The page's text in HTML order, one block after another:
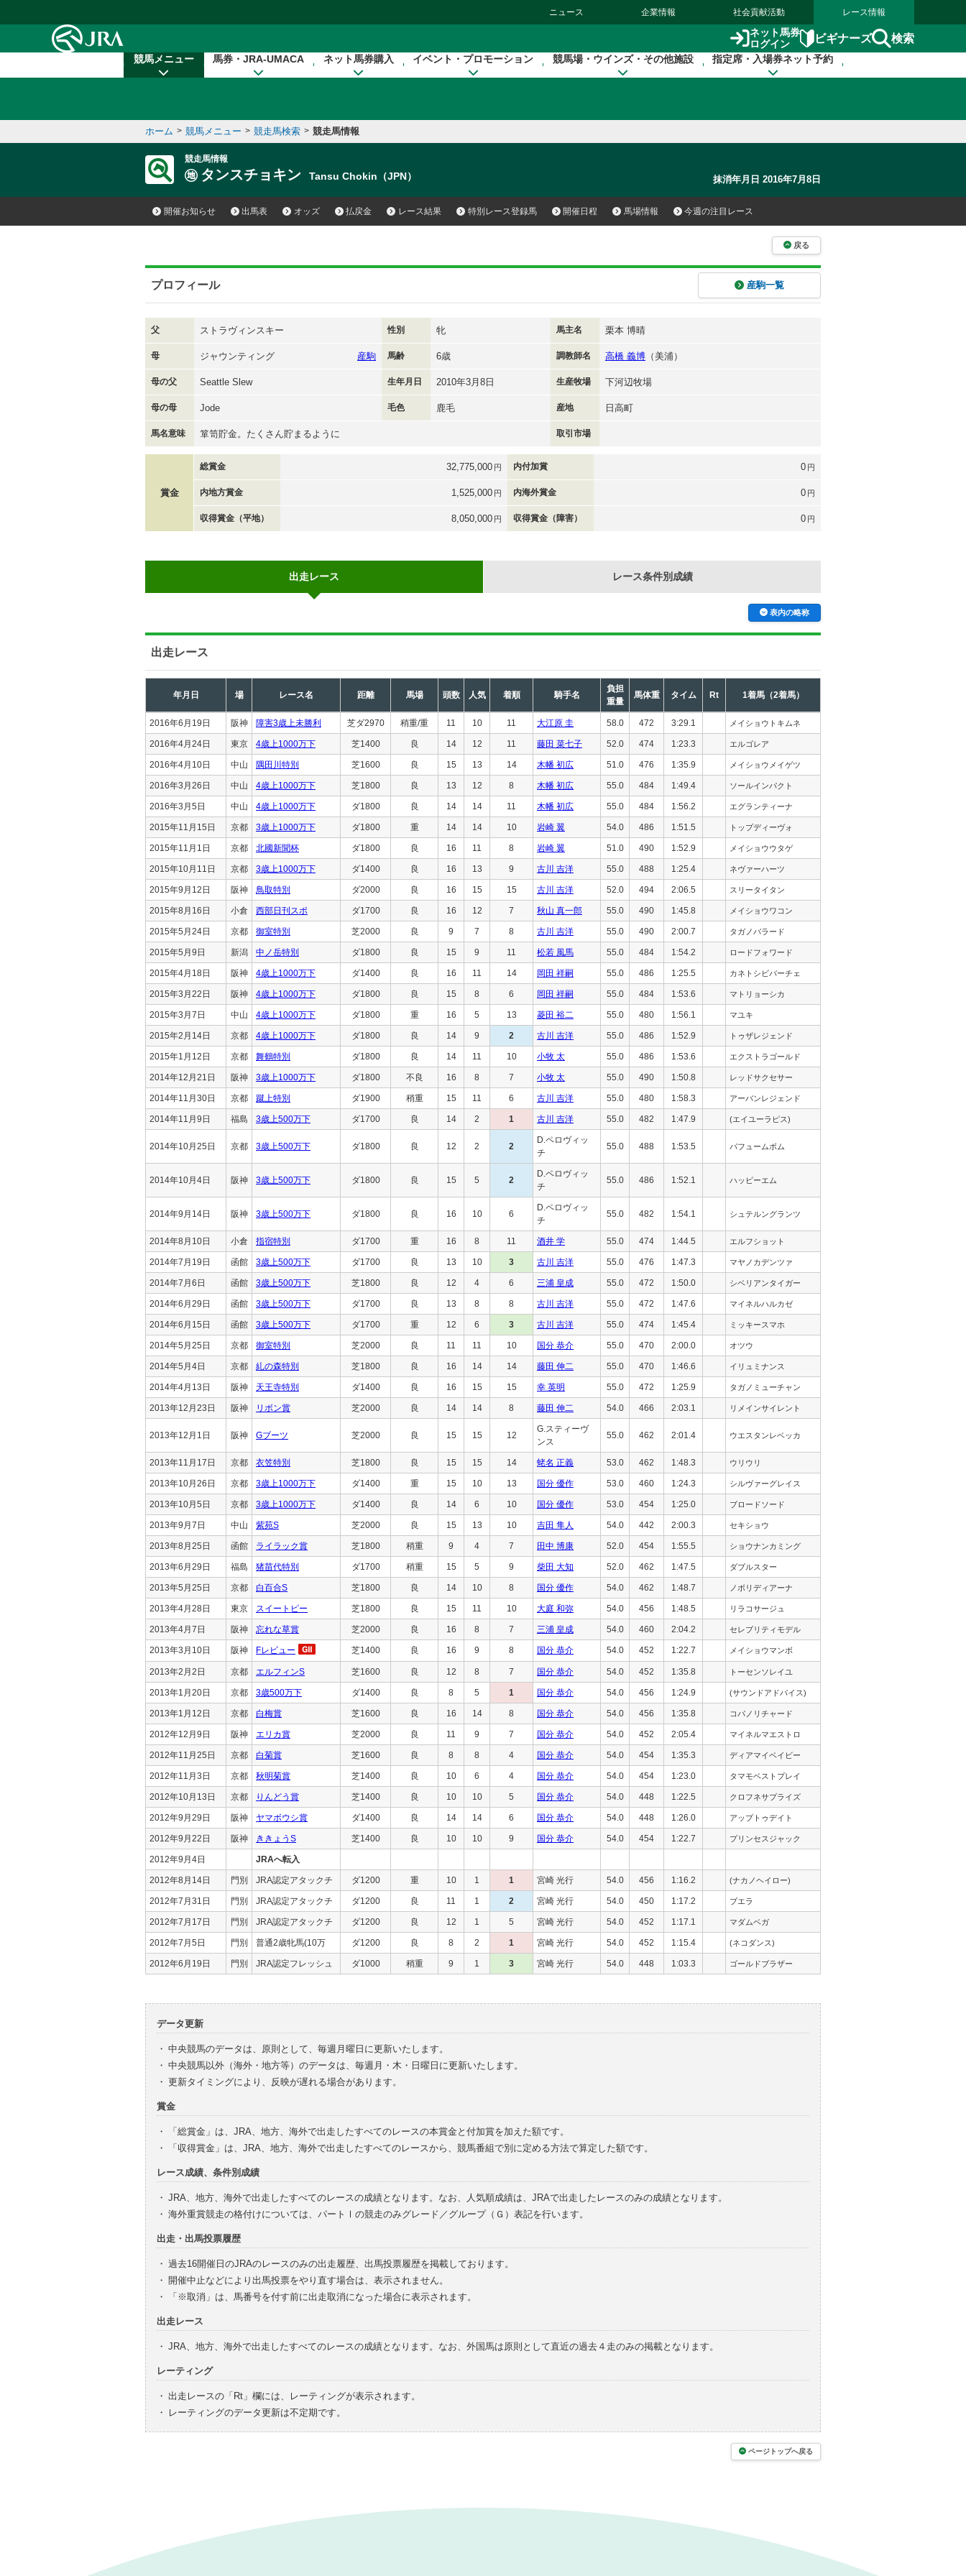
ニュース 企業情報 社会貢献活動 レース情報
ネット馬券
ログイン
ビギナーズ 検索
競馬メニュー 馬券・JRA-UMACA ネット馬券購入 イベント・プロモーション 競馬場・ウインズ・その他施設 指定席・入場券ネット予約
ホーム > 競馬メニュー > 競走馬検索 > 競走馬情報
競走馬情報
タンスチョキン Tansu Chokin（JPN） 抹消年月日 2016年7月8日
開催お知らせ 出馬表 オッズ 払戻金 レース結果 特別レース登録馬 開催日程 馬場情報 今週の注目レース
戻る
プロフィール 産駒一覧
父 ストラヴィンスキー 性別 牝 馬主名 栗本 博晴
母 ジャウンティング 産駒 馬齢 6歳 調教師名 高橋 義博 （美浦）
母の父 Seattle Slew 生年月日 2010年3月8日 生産牧場 下河辺牧場
母の母 Jode 毛色 鹿毛 産地 日高町
馬名意味 箪笥貯金。たくさん貯まるように 取引市場
賞金
総賞金 32,775,000 円 内付加賞 0 円
内地方賞金 1,525,000 円 内海外賞金 0 円
収得賞金（平地） 8,050,000 円 収得賞金（障害） 0 円
出走レース レース条件別成績
表内の略称
出走レース
年月日 場 レース名 距離 馬場 頭数 人気 着順 騎手名
負担
重量
馬体重 タイム Rt 1着馬（2着馬）
2016年6月19日 阪神 障害3歳上未勝利 芝ダ2970 稍重/重 11 10 11 大江原 圭 58.0 472 3:29.1 メイショウトキムネ
2016年4月24日 東京 4歳上1000万下 芝1400 良 14 12 11 藤田 菜七子 52.0 474 1:23.3 エルゴレア
2016年4月10日 中山 隅田川特別 芝1600 良 15 13 14 木幡 初広 51.0 476 1:35.9 メイショウメイゲツ
2016年3月26日 中山 4歳上1000万下 芝1800 良 13 12 8 木幡 初広 55.0 484 1:49.4 ソールインパクト
2016年3月5日 中山 4歳上1000万下 ダ1800 良 14 14 11 木幡 初広 55.0 484 1:56.2 エグランティーナ
2015年11月15日 京都 3歳上1000万下 ダ1800 重 14 14 10 岩崎 翼 54.0 486 1:51.5 トップディーヴォ
2015年11月1日 京都 北國新聞杯 ダ1800 良 16 11 8 岩崎 翼 51.0 490 1:52.9 メイショウウタゲ
2015年10月11日 京都 3歳上1000万下 ダ1400 良 16 13 9 古川 吉洋 55.0 488 1:25.4 ネヴァーハーツ
2015年9月12日 阪神 鳥取特別 ダ2000 良 16 15 15 古川 吉洋 52.0 494 2:06.5 スリータイタン
2015年8月16日 小倉 西部日刊スポ ダ1700 良 16 12 7 秋山 真一郎 55.0 490 1:45.8 メイショウワコン
2015年5月24日 京都 御室特別 芝2000 良 9 7 8 古川 吉洋 55.0 490 2:00.7 タガノバラード
2015年5月9日 新潟 中ノ岳特別 ダ1800 良 15 9 11 松若 風馬 55.0 484 1:54.2 ロードフォワード
2015年4月18日 阪神 4歳上1000万下 ダ1400 良 16 11 14 岡田 祥嗣 55.0 486 1:25.5 カネトシビバーチェ
2015年3月22日 阪神 4歳上1000万下 ダ1800 良 15 8 6 岡田 祥嗣 55.0 484 1:53.6 マトリョーシカ
2015年3月7日 中山 4歳上1000万下 ダ1800 重 16 5 13 菱田 裕二 55.0 480 1:56.1 マユキ
2015年2月14日 京都 4歳上1000万下 ダ1800 良 14 9 2 古川 吉洋 55.0 486 1:52.9 トゥザレジェンド
2015年1月12日 京都 舞鶴特別 ダ1800 良 14 11 10 小牧 太 55.0 486 1:53.6 エクストラゴールド
2014年12月21日 阪神 3歳上1000万下 ダ1800 不良 16 8 7 小牧 太 55.0 490 1:50.8 レッドサクセサー
2014年11月30日 京都 蹴上特別 ダ1900 稍重 15 11 6 古川 吉洋 55.0 480 1:58.3 アーバンレジェンド
2014年11月9日 福島 3歳上500万下 ダ1700 良 14 2 1 古川 吉洋 55.0 482 1:47.9 (エイユーラピス)
2014年10月25日 京都 3歳上500万下 ダ1800 良 12 2 2
D.ペロヴィッ
チ
55.0 488 1:53.5 パフュームボム
2014年10月4日 阪神 3歳上500万下 ダ1800 良 15 5 2
D.ペロヴィッ
チ
55.0 486 1:52.1 ハッピーエム
2014年9月14日 阪神 3歳上500万下 ダ1800 良 16 10 6
D.ペロヴィッ
チ
55.0 482 1:54.1 シュテルングランツ
2014年8月10日 小倉 指宿特別 ダ1700 重 16 8 11 酒井 学 55.0 474 1:44.5 エルフショット
2014年7月19日 函館 3歳上500万下 ダ1700 良 13 10 3 古川 吉洋 55.0 476 1:47.3 マヤノカデンツァ
2014年7月6日 函館 3歳上500万下 芝1800 良 12 4 6 三浦 皇成 55.0 472 1:50.0 シベリアンタイガー
2014年6月29日 函館 3歳上500万下 ダ1700 良 13 8 8 古川 吉洋 55.0 472 1:47.6 マイネルハルカゼ
2014年6月15日 函館 3歳上500万下 ダ1700 重 12 6 3 古川 吉洋 55.0 474 1:45.4 ミッキースマホ
2014年5月25日 京都 御室特別 芝2000 良 11 11 10 国分 恭介 55.0 470 2:00.0 オツウ
2014年5月4日 京都 糺の森特別 芝1800 良 16 14 14 藤田 伸二 55.0 470 1:46.6 イリュミナンス
2014年4月13日 阪神 天王寺特別 ダ1400 良 16 15 15 幸 英明 55.0 472 1:25.9 タガノミューチャン
2013年12月23日 阪神 リボン賞 芝2000 良 14 14 8 藤田 伸二 54.0 466 2:03.1 リメインサイレント
2013年12月1日 阪神 Gブーツ 芝2000 良 15 15 12
G.スティーヴ
ンス
55.0 462 2:01.4 ウエスタンレベッカ
2013年11月17日 京都 衣笠特別 芝1800 良 15 15 14 蛯名 正義 53.0 462 1:48.3 ウリウリ
2013年10月26日 京都 3歳上1000万下 ダ1400 重 15 10 13 国分 優作 53.0 460 1:24.3 シルヴァーグレイス
2013年10月5日 京都 3歳上1000万下 ダ1400 良 14 6 10 国分 優作 53.0 454 1:25.0 ブロードソード
2013年9月7日 中山 紫苑S 芝2000 良 15 13 10 吉田 隼人 54.0 442 2:00.3 セキショウ
2013年8月25日 函館 ライラック賞 芝1800 稍重 9 4 7 田中 博康 52.0 454 1:55.5 ショウナンカミング
2013年6月29日 福島 猪苗代特別 ダ1700 稍重 15 5 9 柴田 大知 52.0 462 1:47.5 ダブルスター
2013年5月25日 京都 白百合S 芝1800 良 14 10 8 国分 優作 54.0 462 1:48.7 ノボリディアーナ
2013年4月28日 東京 スイートピー 芝1800 良 15 11 10 大庭 和弥 54.0 456 1:48.5 リラコサージュ
2013年4月7日 阪神 忘れな草賞 芝2000 良 16 8 7 三浦 皇成 54.0 460 2:04.2 セレブリティモデル
2013年3月10日 阪神 Fレビュー 芝1400 良 16 9 8 国分 恭介 54.0 452 1:22.7 メイショウマンボ
2013年2月2日 京都 エルフィンS 芝1600 良 12 8 7 国分 恭介 54.0 452 1:35.8 トーセンソレイユ
2013年1月20日 京都 3歳500万下 ダ1400 良 8 5 1 国分 恭介 54.0 456 1:24.9 (サウンドアドバイス)
2013年1月12日 京都 白梅賞 芝1600 良 16 14 8 国分 恭介 54.0 456 1:35.8 コパノリチャード
2012年12月9日 阪神 エリカ賞 芝2000 良 11 9 7 国分 恭介 54.0 452 2:05.4 マイネルマエストロ
2012年11月25日 京都 白菊賞 芝1600 良 8 8 4 国分 恭介 54.0 454 1:35.3 ディアマイベイビー
2012年11月3日 京都 秋明菊賞 芝1400 良 10 6 4 国分 恭介 54.0 454 1:23.0 タマモベストプレイ
2012年10月13日 京都 りんどう賞 芝1400 良 10 10 5 国分 恭介 54.0 448 1:22.5 クロフネサプライズ
2012年9月29日 阪神 ヤマボウシ賞 ダ1400 良 14 14 6 国分 恭介 54.0 448 1:26.0 アップトゥデイト
2012年9月22日 阪神 ききょうS 芝1400 良 10 10 9 国分 恭介 54.0 454 1:22.7 プリンセスジャック
2012年9月4日 JRAへ転入
2012年8月14日 門別 JRA認定アタックチ ダ1200 重 10 1 1 宮崎 光行 54.0 456 1:16.2 (ナカノヘイロー)
2012年7月31日 門別 JRA認定アタックチ ダ1200 良 11 1 2 宮崎 光行 54.0 450 1:17.2 ブエラ
2012年7月17日 門別 JRA認定アタックチ ダ1200 良 12 1 5 宮崎 光行 54.0 452 1:17.1 マダムベガ
2012年7月5日 門別 普通2歳牝馬(10万 ダ1200 良 8 2 1 宮崎 光行 54.0 452 1:15.4 (ネコダンス)
2012年6月19日 門別 JRA認定フレッシュ ダ1000 稍重 9 1 3 宮崎 光行 54.0 448 1:03.3 ゴールドブラザー
データ更新
・ 中央競馬のデータは、原則として、毎週月曜日に更新いたします。
・ 中央競馬以外（海外・地方等）のデータは、毎週月・木・日曜日に更新いたします。
・ 更新タイミングにより、反映が遅れる場合があります。
賞金
・
「総賞金」は、JRA、地方、海外で出走したすべてのレースの本賞金と付加賞を加えた額です。
・
「収得賞金」は、JRA、地方、海外で出走したすべてのレースから、競馬番組で別に定める方法で算定した額です。
レース成績、条件別成績
・ JRA、地方、海外で出走したすべてのレースの成績となります。なお、人気順成績は、JRAで出走したレースのみの成績となります。
・ 海外重賞競走の格付けについては、パートⅠの競走のみグレード／グループ（Ｇ）表記を行います。
出走・出馬投票履歴
・ 過去16開催日のJRAのレースのみの出走履歴、出馬投票履歴を掲載しております。
・ 開催中止などにより出馬投票をやり直す場合は、表示されません。
・
「※取消」は、馬番号を付す前に出走取消になった場合に表示されます。
出走レース
・ JRA、地方、海外で出走したすべてのレースの成績となります。なお、外国馬は原則として直近の過去４走のみの掲載となります。
レーティング
・ 出走レースの「Rt」欄には、レーティングが表示されます。
・
レーティングのデータ更新は不定期です。
ページトップへ戻る